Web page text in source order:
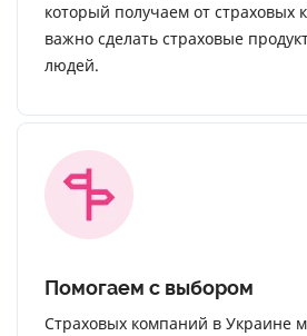
который получаем от страховых
важно сделать страховые
людей.
Помогаем с выбором
Страховых компаний в Украине